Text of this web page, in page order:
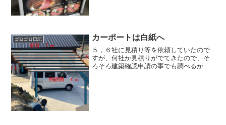
ゴロゴロ日記 カーポートは白紙へ
５，６社に見積り等を依頼していたので
すが、何社か見積りがでてきたので、そ
ろそろ建築確認申請の事でも調べるかな